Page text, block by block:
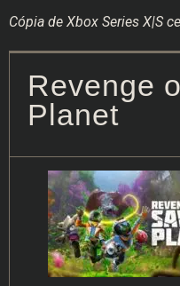
Cópia de Xbox Series X|S
Revenge
Planet